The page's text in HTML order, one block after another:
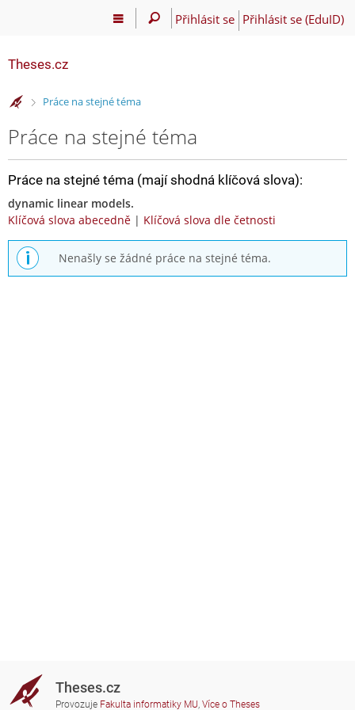
Přihlásit se Přihlásit se (EduID)
Theses.cz
>Práce na stejné téma
Práce na stejné téma
Práce na stejné téma (mají shodná klíčová slova):
dynamic linear models.
Klíčová slova abecedně | Klíčová slova dle četnosti
Nenašly se žádné práce na stejné téma.
Theses.cz
Provozuje Fakulta informatiky MU, Více o Theses